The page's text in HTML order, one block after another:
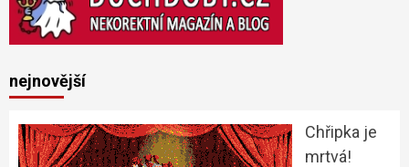
nejnovější
Chřipka je
mrtvá!